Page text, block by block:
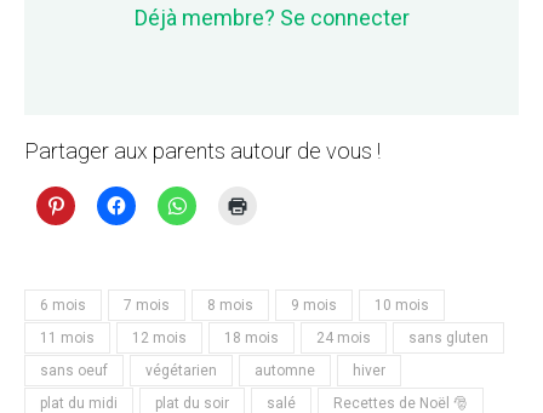
Déjà membre? Se connecter
Partager aux parents autour de vous !
6 mois 7 mois 8 mois 9 mois
10 mois
11 mois
12 mois 18 mois 24 mois
sans gluten
sans oeuf
végétarien automne
hiver
plat du midi
plat du soir salé Recettes de Noël 🎅